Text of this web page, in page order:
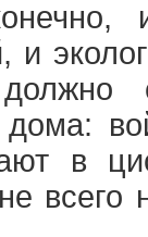
и
дома:
в
всего